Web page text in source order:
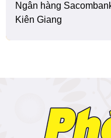
Ngân hàng
Kiên Giang